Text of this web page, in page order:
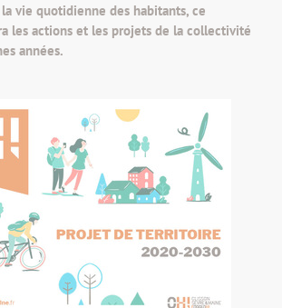
vie quotidienne des habitants, ce
les actions et les projets de la collectivité
années.